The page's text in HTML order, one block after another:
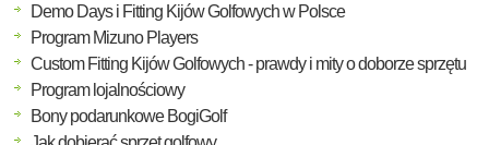
Demo Days i Fitting Kijów Golfowych w Polsce
Program Mizuno Players
Custom Fitting Kijów Golfowych - prawdy i mity o doborze sprzętu
Program lojalnościowy
Bony podarunkowe BogiGolf